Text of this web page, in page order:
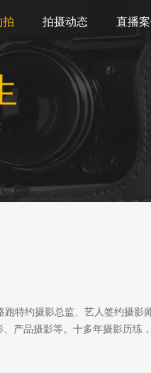
拍 拍摄动态 直播案
特约摄影总监、艺人签约摄影
产品摄影等。十多年摄影历练